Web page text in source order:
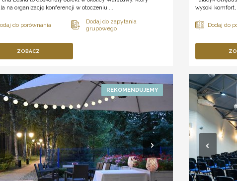
na organizację konferencji w otoczeniu ...
ZOBACZ
wysoki